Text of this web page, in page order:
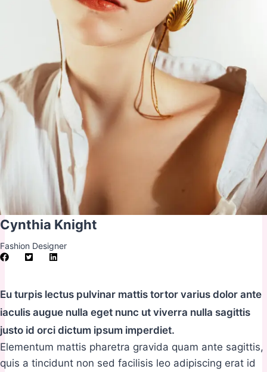
Cynthia Knight
Fashion Designer
Eu turpis lectus pulvinar mattis tortor varius dolor ante
iaculis augue nulla eget nunc ut viverra nulla sagittis
justo id orci dictum ipsum imperdiet.
Elementum mattis pharetra gravida quam ante sagittis,
quis a tincidunt non sed facilisis leo adipiscing erat id